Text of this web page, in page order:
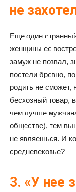
не
Еще один
женщины ее
замуж не позвал,
постели бревно,
родить не сможет,
бесхозный товар,
чем лучше
обществе), тем
не являешься. И
средневековье?
3. «У нее